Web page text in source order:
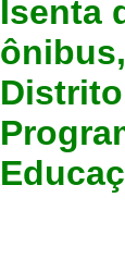
Isenta